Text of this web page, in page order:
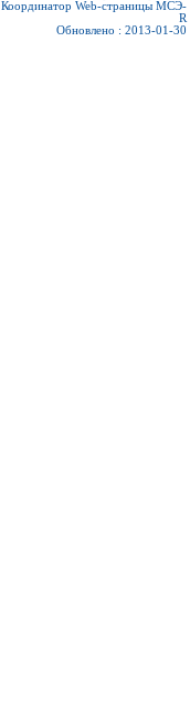
Координатор Web-страницы МСЭ-
R
Обновлено : 2013-01-30